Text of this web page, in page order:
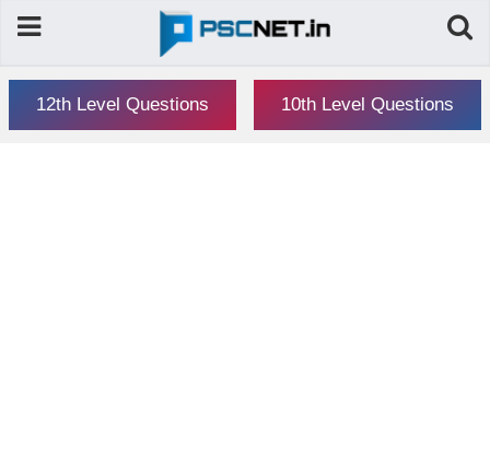
12th Level Questions 10th Level Questions